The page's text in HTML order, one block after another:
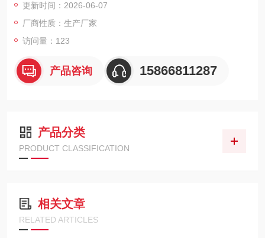
度不均衡的高风险位置，炉内耐受温度可达200℃。
更新时间：2026-06-07
厂商性质：生产厂家
访问量：123
产品咨询 15866811287
产品分类
PRODUCT CLASSIFICATION
相关文章
RELATED ARTICLES